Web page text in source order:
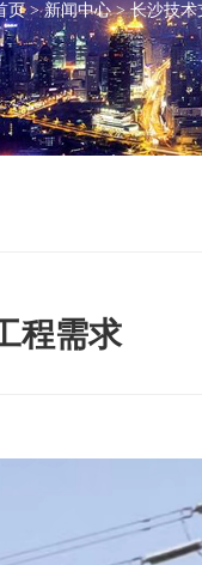
页>新闻中心>长沙技术
程需求